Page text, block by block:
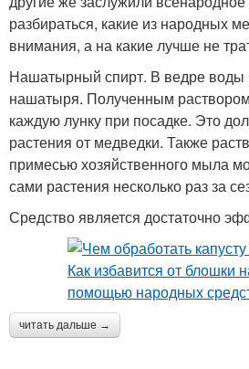
разбираться, какие из народных
внимания, а на какие лучше не
Нашатырный спирт. В ведре воды
нашатыря. Полученным
каждую лунку при посадке. Это
растения от медведки. Также
примесью хозяйственного мыла
сами растения несколько раз за
Средство является достаточно
читать дальше →